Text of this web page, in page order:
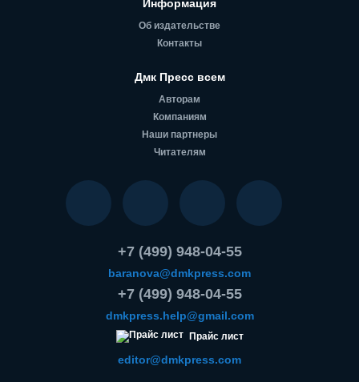
Информация
Об издательстве
Контакты
Дмк Пресс всем
Авторам
Компаниям
Наши партнеры
Читателям
+7 (499) 948-04-55
baranova@dmkpress.com
+7 (499) 948-04-55
dmkpress.help@gmail.com
Прайс лист
editor@dmkpress.com